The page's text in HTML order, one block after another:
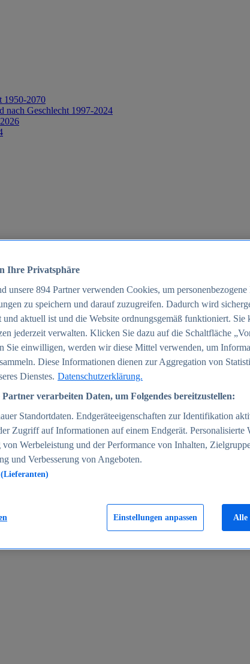
1950-2070
nach Geschlecht 1997-2024
2025
Deutschland 2005-2025
Ihre Privatsphäre
unsere 894 Partner verwenden Cookies, um
zu speichern und darauf zuzugreifen. Dadurch wird
aktuell ist und die Website ordnungsgemäß funktioniert. Sie
jederzeit verwalten. Klicken Sie dazu auf die Schaltfläche
Sie einwilligen, werden wir diese Mittel verwenden, um
Diese Informationen dienen zur Aggregation von
Dienstes. Datenschutzerklärung.
verarbeiten Daten, um Folgendes bereitzustellen:
Standortdaten. Endgeräteeigenschaften zur Identifikation
Zugriff auf Informationen auf einem Endgerät. Personalisierte
von Werbeleistung und der Performance von Inhalten,
und Verbesserung von Angeboten.
Einstellungen anpassen Alle